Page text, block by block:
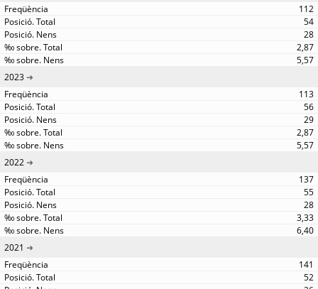
112
54
28
2,87
5,57
2023
113
56
29
2,87
5,57
2022
137
55
28
3,33
6,40
2021
141
52